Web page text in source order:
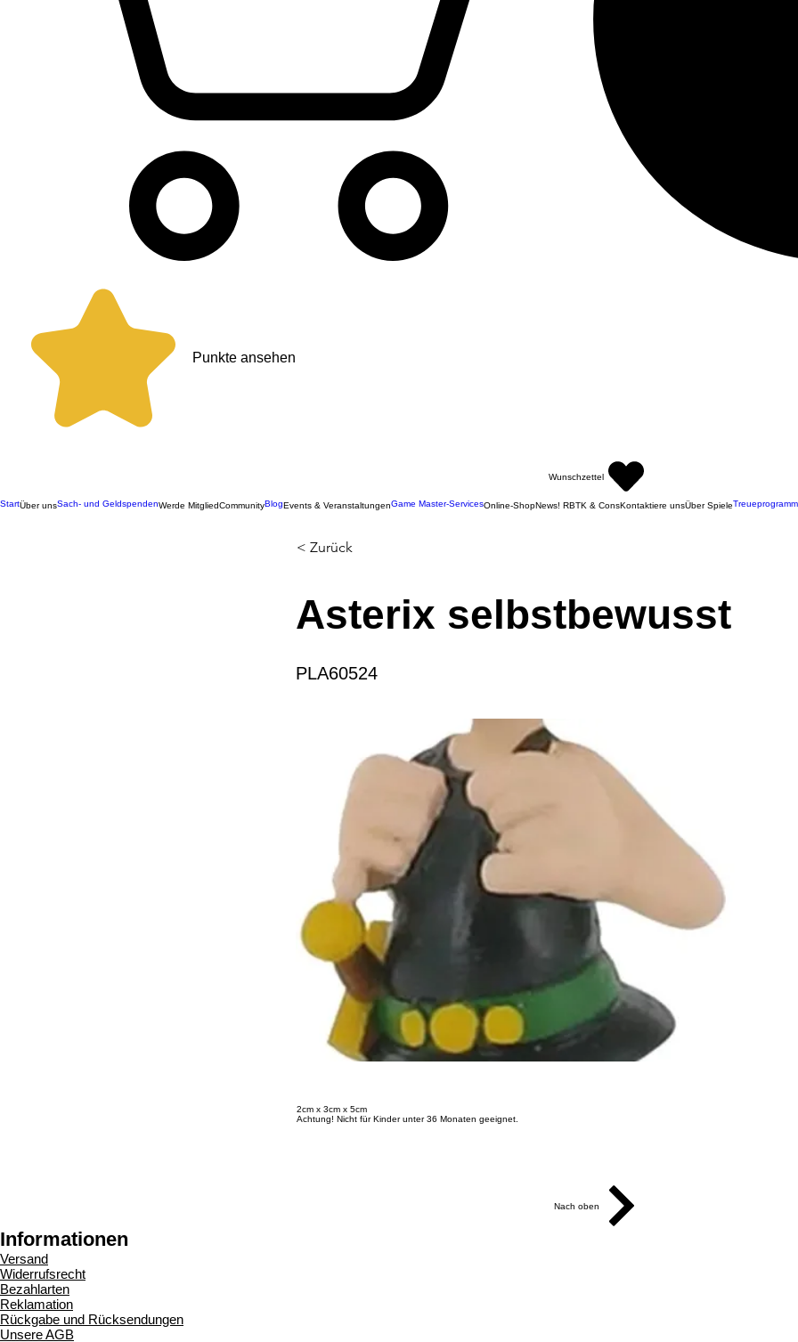
Punkte ansehen
Wunschzettel
StartÜber unsSach- und GeldspendenWerde MitgliedCommunityBlogEvents & VeranstaltungenGame Master-ServicesOnline-ShopNews! RBTK & ConsKontaktiere unsÜber SpieleTreueprogramm
< Zurück
Asterix selbstbewusst
PLA60524
2cm x 3cm x 5cm
Achtung! Nicht für Kinder unter 36 Monaten geeignet.
Nach oben
Informationen
Versand
Widerrufsrecht
Bezahlarten
Reklamation
Rückgabe und Rücksendungen
Unsere AGB